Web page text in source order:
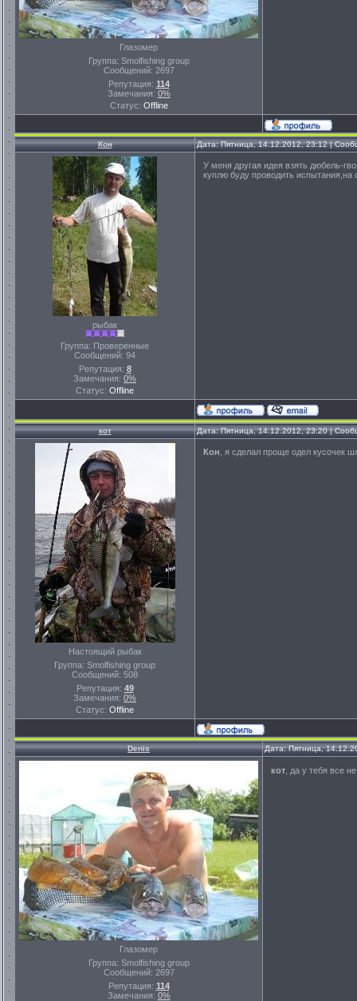
Глазомер
Группа: Smolfishing group
Сообщений: 2697
Репутация: 114
Замечания: 0%
Статус: Offline
Кон Дата: Пятница, 14.12.2012, 23:12 |
рыбак
Группа: Проверенные
Сообщений: 94
Репутация: 8
Замечания: 0%
Статус: Offline
У меня другая идея взять дюбель-
куплю буду проводить
кот Дата: Пятница, 14.12.2012, 23:20 |
Настоящий рыбак
Группа: Smolfishing group
Сообщений: 508
Репутация: 49
Замечания: 0%
Статус: Offline
Кон , я сделал проще одел кусочек
Denis Дата: Пятница,
Глазомер
Группа: Smolfishing group
Сообщений: 2697
Репутация: 114
Замечания: 0%
кот , да у тебя все